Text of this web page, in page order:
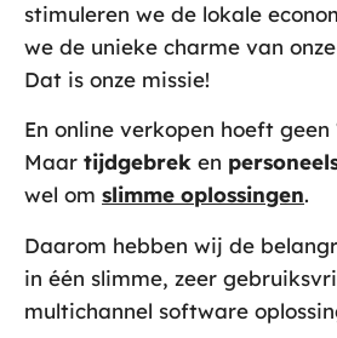
stimuleren we de lokale
we de unieke charme van
Dat is onze missie!
En online verkopen hoeft geen
Maar tijdgebrek en
wel om slimme oplossingen.
Daarom hebben wij de
in één slimme, zeer
multichannel software